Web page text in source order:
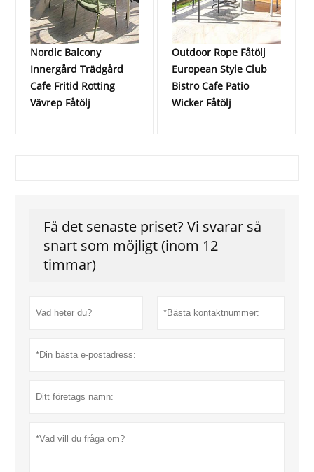
Nordic Balcony
Innergård Trädgård
Cafe Fritid Rotting
Vävrep Fåtölj
Outdoor Rope Fåtölj
European Style Club
Bistro Cafe Patio
Wicker Fåtölj
Få det senaste priset? Vi svarar så
snart som möjligt (inom 12
timmar)